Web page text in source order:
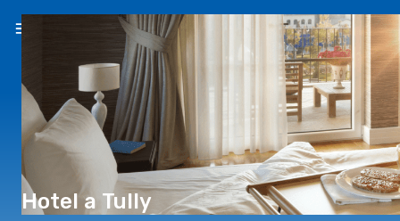
IT(€)
Hotel a Tully